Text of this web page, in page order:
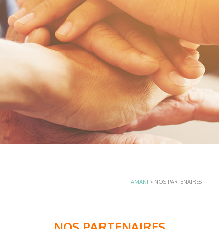
AMANI > NOS PARTENAIRES